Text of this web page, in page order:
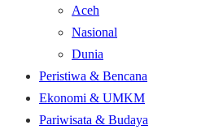
Aceh
Nasional
Dunia
Peristiwa & Bencana
Ekonomi & UMKM
Pariwisata & Budaya